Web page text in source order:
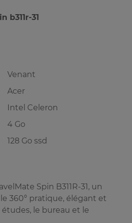
b311r-31
Venant
Acer
Intel Celeron
4 Go
128 Go ssd
Spin B311R-31, un
360° pratique, élégant et
le bureau et le